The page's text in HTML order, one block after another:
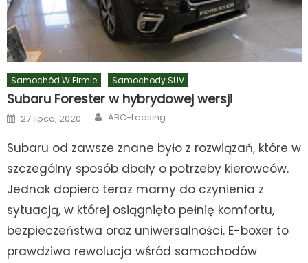
Samochód W Firmie Samochody SUV
Subaru Forester w hybrydowej wersji
Posted
on
27 lipca, 2020 Author
ABC-Leasing
Subaru od zawsze znane było z rozwiązań, które w
szczególny sposób dbały o potrzeby kierowców.
Jednak dopiero teraz mamy do czynienia z
sytuacją, w której osiągnięto pełnię komfortu,
bezpieczeństwa oraz uniwersalności. E-boxer to
prawdziwa rewolucja wśród samochodów